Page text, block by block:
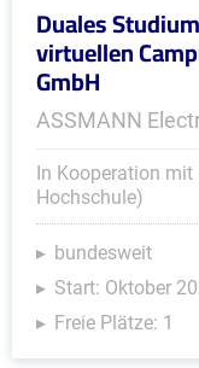
Duales
virtuellen
GmbH
ASSMANN
In Kooperation
Hochschule)
bundesweit
Start: Oktober
Freie Plätze: 1